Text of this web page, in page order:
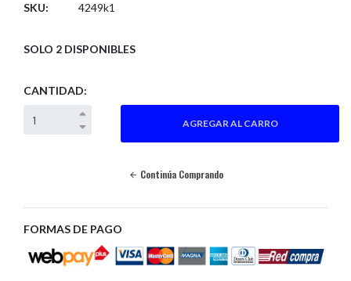
SKU: 4249k1
SOLO 2 DISPONIBLES
CANTIDAD:
Continúa Comprando
FORMAS DE PAGO